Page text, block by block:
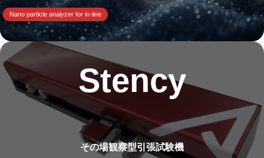
Nano particle analyzer for in-line
Stency
その場観察型引張試験機